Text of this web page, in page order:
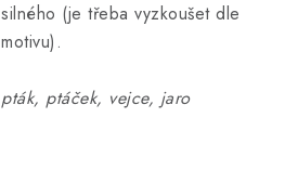
silného (je třeba vyzkoušet dle
motivu).
pták, ptáček, vejce, jaro